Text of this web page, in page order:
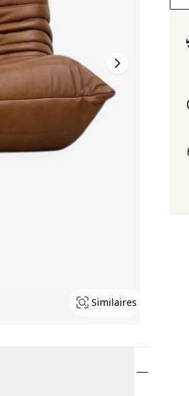
Similaires